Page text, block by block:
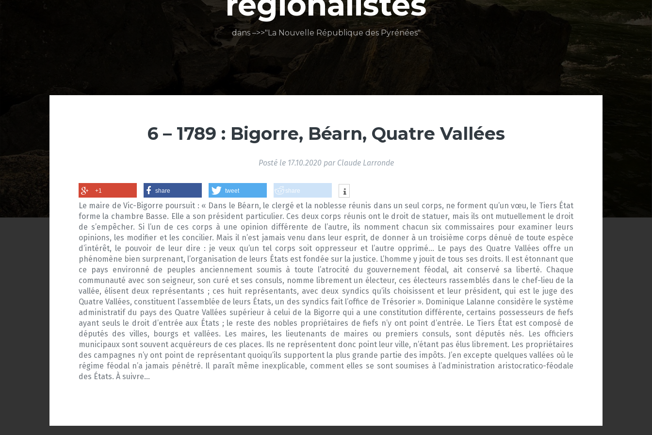
dans –>>"La Nouvelle République des Pyrénées"
6 – 1789 : Bigorre, Béarn, Quatre Vallées
Posté le 17.10.2020 par Claude Larronde
+1 share tweet share
Le maire de Vic-Bigorre poursuit : « Dans le Béarn, le clergé et la noblesse réunis dans un seul corps, ne forment qu’un vœu, le Tiers État
forme la chambre Basse. Elle a son président particulier. Ces deux corps réunis ont le droit de statuer, mais ils ont mutuellement le droit
de s’empêcher. Si l’un de ces corps à une opinion différente de l’autre, ils nomment chacun six commissaires pour examiner leurs
opinions, les modifier et les concilier. Mais il n’est jamais venu dans leur esprit, de donner à un troisième corps dénué de toute espèce
d’intérêt, le pouvoir de leur dire : je veux qu’un tel corps soit oppresseur et l’autre opprimé… Le pays des Quatre Vallées offre un
phénomène bien surprenant, l’organisation de leurs États est fondée sur la justice. L’homme y jouit de tous ses droits. Il est étonnant que
ce pays environné de peuples anciennement soumis à toute l’atrocité du gouvernement féodal, ait conservé sa liberté. Chaque
communauté avec son seigneur, son curé et ses consuls, nomme librement un électeur, ces électeurs rassemblés dans le chef-lieu de la
vallée, élisent deux représentants ; ces huit représentants, avec deux syndics qu’ils choisissent et leur président, qui est le juge des
Quatre Vallées, constituent l’assemblée de leurs États, un des syndics fait l’office de Trésorier ». Dominique Lalanne considère le système
administratif du pays des Quatre Vallées supérieur à celui de la Bigorre qui a une constitution différente, certains possesseurs de fiefs
ayant seuls le droit d’entrée aux États ; le reste des nobles propriétaires de fiefs n’y ont point d’entrée. Le Tiers État est composé de
députés des villes, bourgs et vallées. Les maires, les lieutenants de maires ou premiers consuls, sont députés nés. Les officiers
municipaux sont souvent acquéreurs de ces places. Ils ne représentent donc point leur ville, n’étant pas élus librement. Les propriétaires
des campagnes n’y ont point de représentant quoiqu’ils supportent la plus grande partie des impôts. J’en excepte quelques vallées où le
régime féodal n’a jamais pénétré. Il paraît même inexplicable, comment elles se sont soumises à l’administration aristocratico-féodale
des États. À suivre…